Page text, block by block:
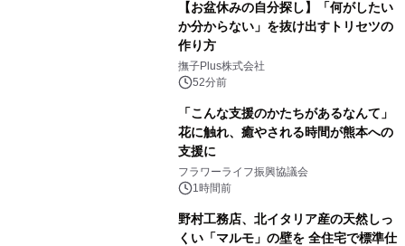
【お盆休みの自分探し】「何がしたい
か分からない」を抜け出すトリセツの
作り方
撫子Plus株式会社
52分前
「こんな支援のかたちがあるなんて」
花に触れ、癒やされる時間が熊本への
支援に
フラワーライフ振興協議会
1時間前
野村工務店、北イタリア産の天然しっ
くい「マルモ」の壁を 全住宅で標準仕